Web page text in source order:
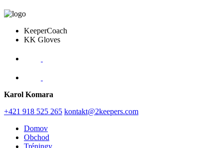
KeeperCoach
KK Gloves
Karol Komara
+421 918 525 265 kontakt@2keepers.com
Domov
Obchod